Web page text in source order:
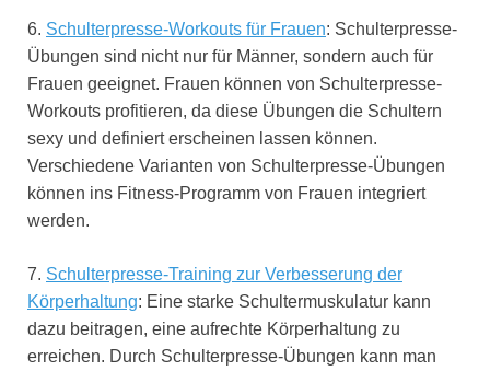
6. Schulterpresse-Workouts für Frauen: Schulterpresse-
Übungen sind nicht nur für Männer, sondern auch für
Frauen geeignet. Frauen können von Schulterpresse-
Workouts profitieren, da diese Übungen die Schultern
sexy und definiert erscheinen lassen können.
Verschiedene Varianten von Schulterpresse-Übungen
können ins Fitness-Programm von Frauen integriert
werden.
7. Schulterpresse-Training zur Verbesserung der
Körperhaltung: Eine starke Schultermuskulatur kann
dazu beitragen, eine aufrechte Körperhaltung zu
erreichen. Durch Schulterpresse-Übungen kann man